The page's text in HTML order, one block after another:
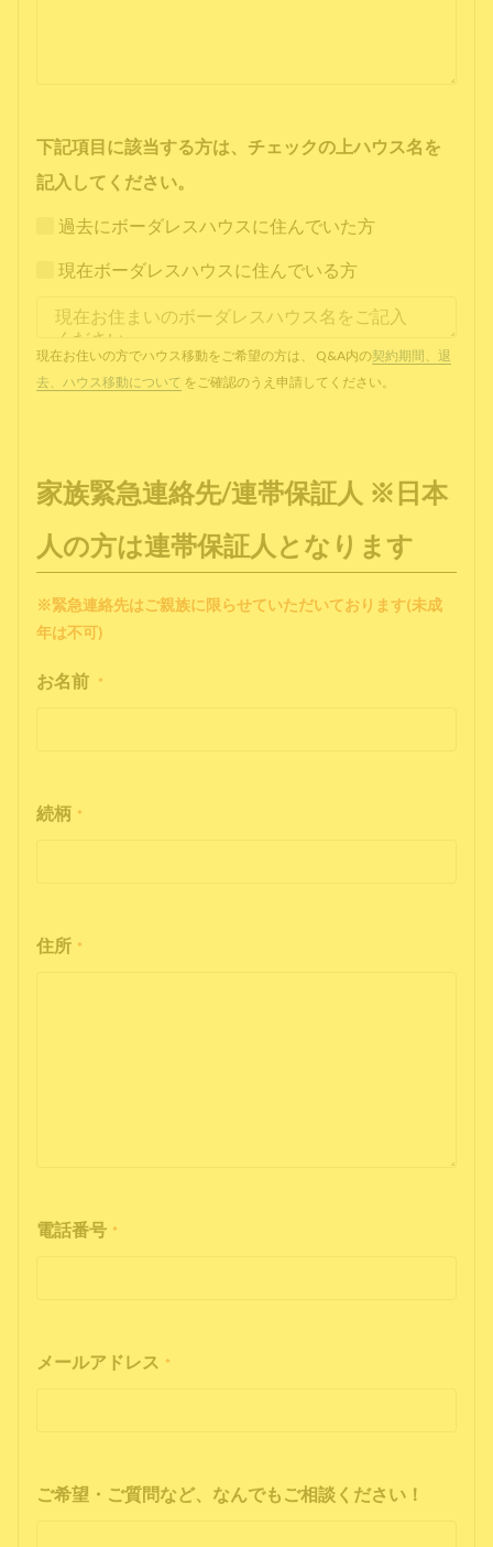
下記項目に該当する方は、チェックの上ハウス名を
記入してください。
過去にボーダレスハウスに住んでいた方
現在ボーダレスハウスに住んでいる方
現在お住いの方でハウス移動をご希望の方は、 Q&A内の契約期間、退
去、ハウス移動について をご確認のうえ申請してください。
家族緊急連絡先/連帯保証人 ※日本
人の方は連帯保証人となります
※緊急連絡先はご親族に限らせていただいております(未成
年は不可)
お名前 *
続柄 *
住所 *
電話番号 *
メールアドレス *
ご希望・ご質問など、なんでもご相談ください！